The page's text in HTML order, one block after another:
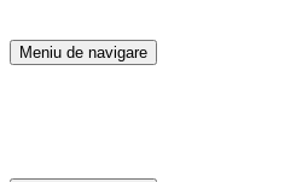
Meniu de navigare